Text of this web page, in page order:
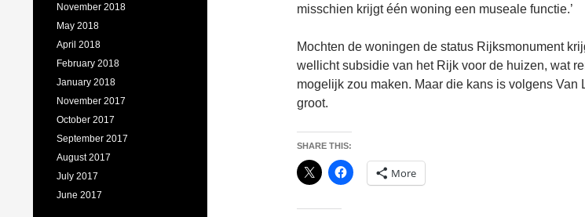
misschien krijgt één woning een museale functie.’
Mochten de woningen de status Rijksmonument
wellicht subsidie van het Rijk voor de huizen, wat
mogelijk zou maken. Maar die kans is volgens Van
groot.
SHARE THIS:
More
November 2018
May 2018
April 2018
February 2018
January 2018
November 2017
October 2017
September 2017
August 2017
July 2017
June 2017